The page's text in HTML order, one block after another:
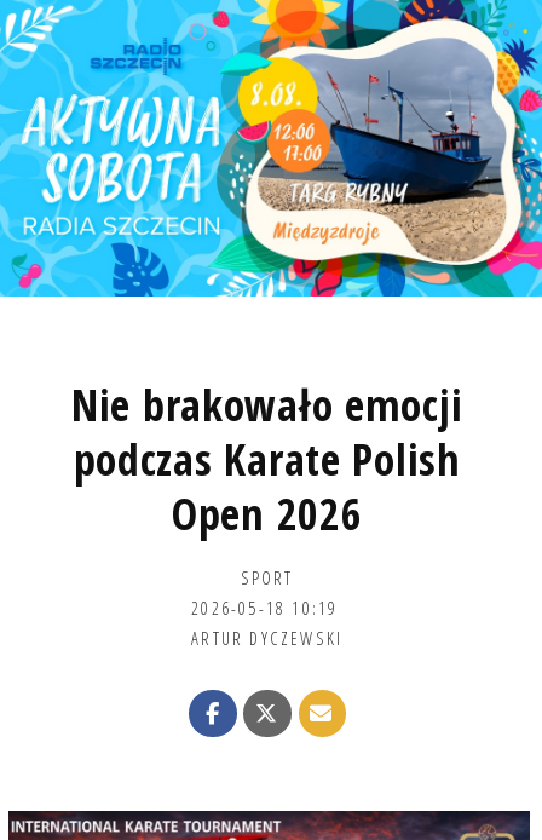
Nie brakowało emocji
podczas Karate Polish
Open 2026
SPORT
2026-05-18 10:19
ARTUR DYCZEWSKI